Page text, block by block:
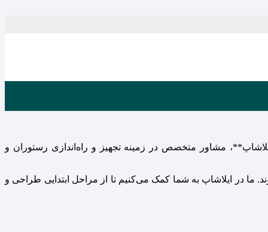
مشاور متخصص در زمینه تجهیز و راه‌اندازی رستوران و
ما در ایلاشاپ به شما کمک می‌کنیم تا از مراحل ابتدایی طراحی و